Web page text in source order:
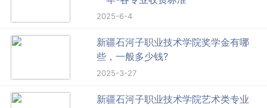
2025-6-4
新疆石河子职业技术学院奖学金有哪
些，一般多少钱?
2025-3-27
新疆石河子职业技术学院艺术类专业